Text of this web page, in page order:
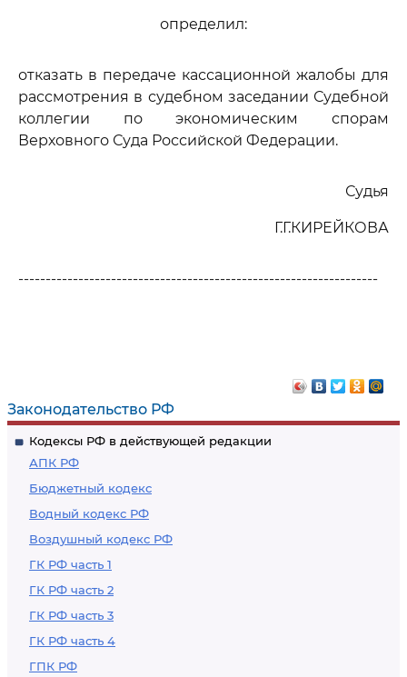
Законодательство РФ
Кодексы РФ в действующей редакции
АПК РФ
Бюджетный кодекс
Водный кодекс РФ
Воздушный кодекс РФ
ГК РФ часть 1
ГК РФ часть 2
ГК РФ часть 3
ГК РФ часть 4
ГПК РФ
определил:
отказать в передаче кассационной жалобы для
рассмотрения в судебном заседании Судебной
коллегии по экономическим спорам
Верховного Суда Российской Федерации.
Судья
Г.Г.КИРЕЙКОВА
------------------------------------------------------------------